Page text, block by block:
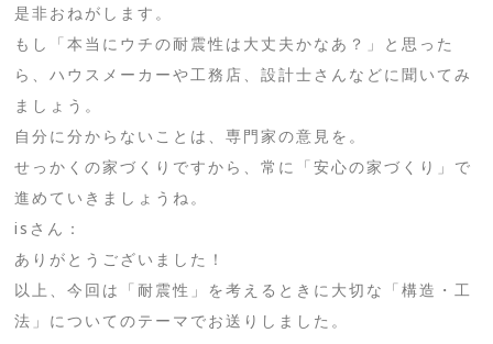
是非おねがします。
もし「本当にウチの耐震性は大丈夫かなあ？」と思った
ら、ハウスメーカーや工務店、設計士さんなどに聞いてみ
ましょう。
自分に分からないことは、専門家の意見を。
せっかくの家づくりですから、常に「安心の家づくり」で
進めていきましょうね。
isさん：
ありがとうございました！
以上、今回は「耐震性」を考えるときに大切な「構造・工
法」についてのテーマでお送りしました。